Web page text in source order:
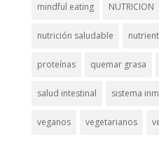
mindful eating NUTRICION
nutrición saludable
proteínas quemar grasa
salud intestinal sistema
veganos vegetarianos